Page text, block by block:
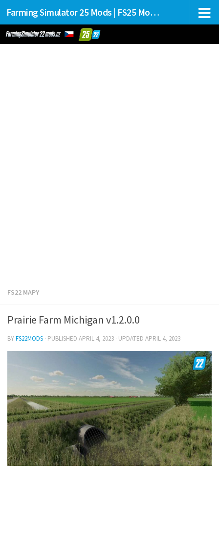
Farming Simulator 25 Mods | FS25 Mods Stahování
FS22 MAPY
Prairie Farm Michigan v1.2.0.0
BYFS22MODS · PUBLISHED APRIL 4, 2023 · UPDATED APRIL 4, 2023